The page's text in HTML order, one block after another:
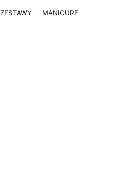
ZESTAWY MANICURE